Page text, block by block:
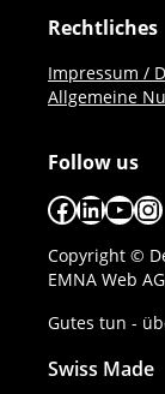
Rechtliches
Impressum /
Allgemeine
Follow us
Facebook
Copyright ©
EMNA Web
Gutes tun -
Swiss Made